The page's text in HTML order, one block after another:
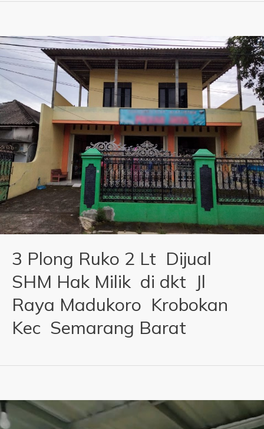
3 Plong Ruko 2 Lt Dijual
SHM Hak Milik di dkt Jl
Raya Madukoro Krobokan
Kec Semarang Barat